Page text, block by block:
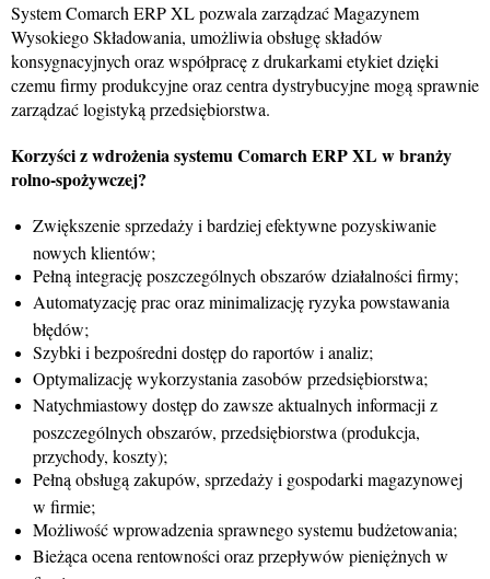
System Comarch ERP XL pozwala zarządzać Magazynem
Wysokiego Składowania, umożliwia obsługę składów
konsygnacyjnych oraz współpracę z drukarkami etykiet dzięki
czemu firmy produkcyjne oraz centra dystrybucyjne mogą sprawnie
zarządzać logistyką przedsiębiorstwa.
Korzyści z wdrożenia systemu Comarch ERP XL w branży
rolno-spożywczej?
Zwiększenie sprzedaży i bardziej efektywne pozyskiwanie
nowych klientów;
Pełną integrację poszczególnych obszarów działalności firmy;
Automatyzację prac oraz minimalizację ryzyka powstawania
błędów;
Szybki i bezpośredni dostęp do raportów i analiz;
Optymalizację wykorzystania zasobów przedsiębiorstwa;
Natychmiastowy dostęp do zawsze aktualnych informacji z
poszczególnych obszarów, przedsiębiorstwa (produkcja,
przychody, koszty);
Pełną obsługą zakupów, sprzedaży i gospodarki magazynowej
w firmie;
Możliwość wprowadzenia sprawnego systemu budżetowania;
Bieżąca ocena rentowności oraz przepływów pieniężnych w